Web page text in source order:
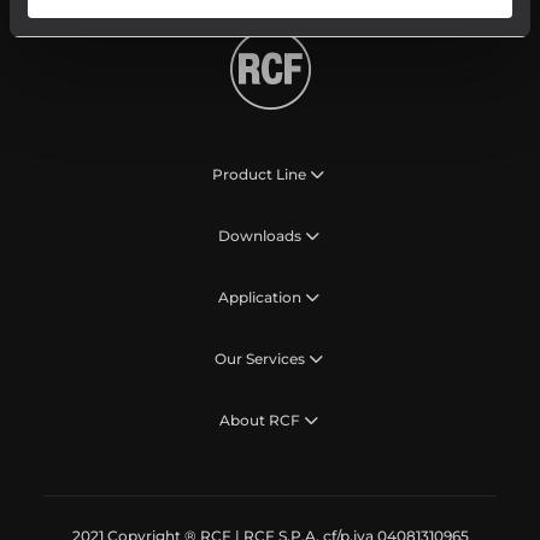
Product Line
Downloads
Application
Our Services
About RCF
2021 Copyright ® RCF | RCF S.P.A. cf/p.iva 04081310965